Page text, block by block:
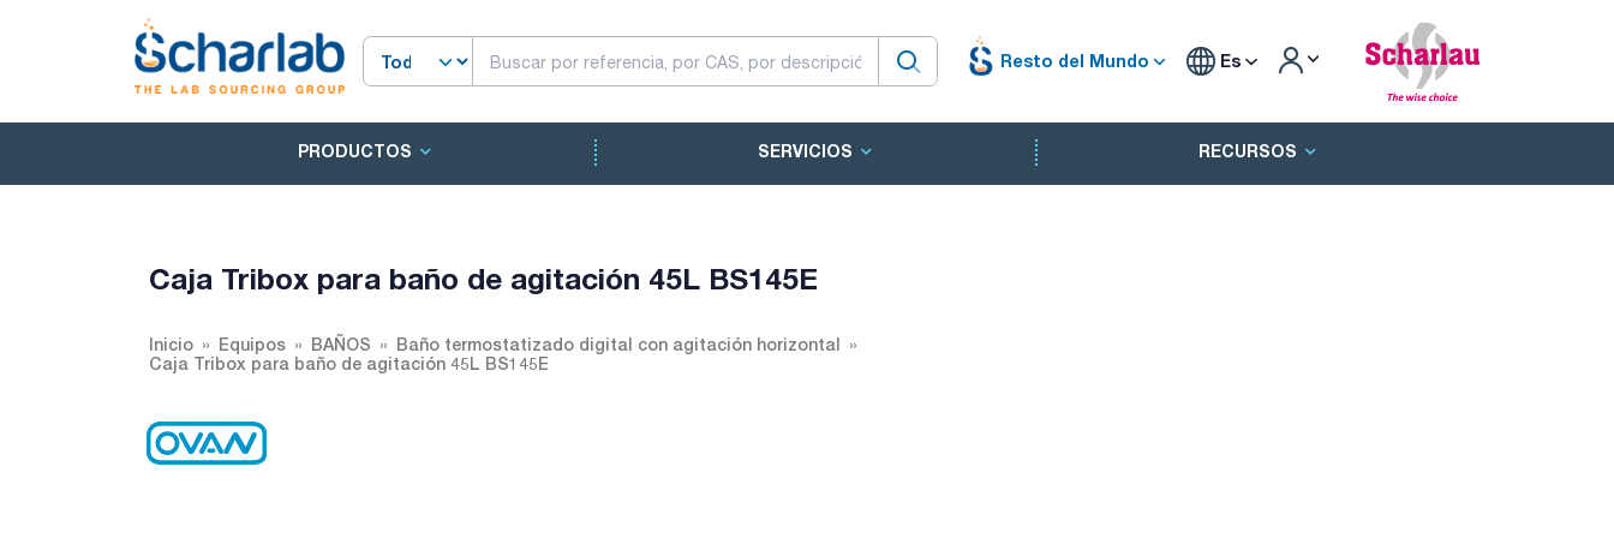
Resto del Mundo Es
PRODUCTOS SERVICIOS RECURSOS
Caja Tribox para baño de agitación 45L BS145E
Inicio Equipos BAÑOS
Baño termostatizado digital con agitación horizontal
Caja Tribox para baño de agitación 45L BS145E